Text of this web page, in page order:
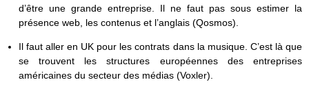
d’être une grande entreprise. Il ne faut pas sous estimer la
présence web, les contenus et l’anglais (Qosmos).
Il faut aller en UK pour les contrats dans la musique. C’est là que
se trouvent les structures européennes des entreprises
américaines du secteur des médias (Voxler).